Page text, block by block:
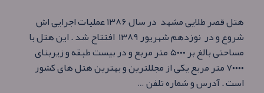
هتل قصر طلایی مشهد در سال ۱۳۸۶ عملیات اجرایی اش
شروع و در نوزدهم شهریور ۱۳۸۹ افتتاح شد . این هتل با
مساحتی بالغ بر ۵۰۰۰ متر مربع و در بیست طبقه و زیربنای
۷۰۰۰۰ متر مربع یکی از مجللترین و بهترین هتل های کشور
است . آدرس و شماره تلفن …